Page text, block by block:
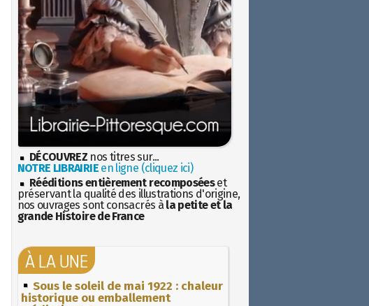
DÉCOUVREZ nos titres sur...
NOTRE LIBRAIRIEen ligne (cliquez ici)
Rééditions entièrement recomposéeset
préservant la qualité des illustrations d'origine,
nos ouvrages sont consacrés à la petite et la
grande Histoire de France
À LA UNE
Sous le soleil de mai 1922 : chaleur
historique ou emballement